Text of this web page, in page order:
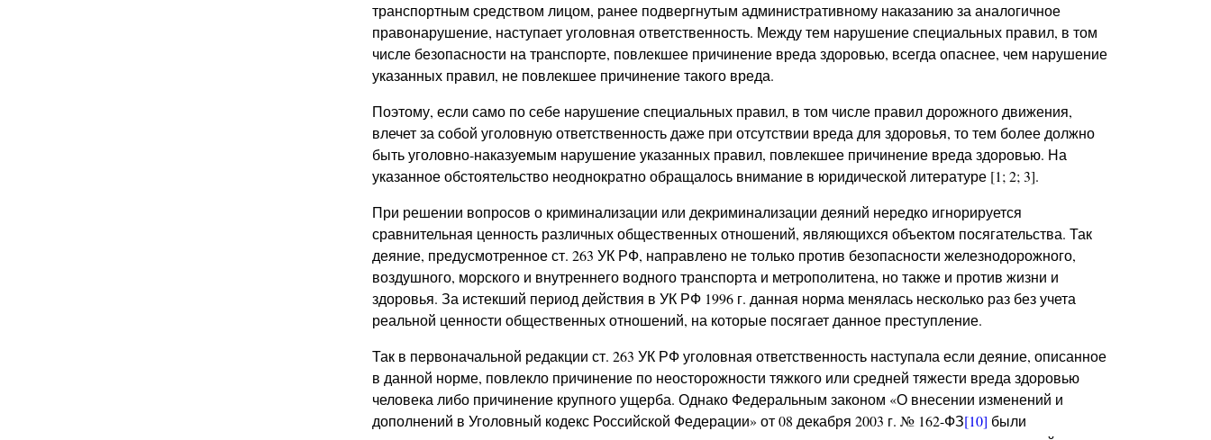
транспортным средством лицом, ранее подвергнутым административному наказанию за аналогичное
правонарушение, наступает уголовная ответственность. Между тем нарушение специальных правил, в том
числе безопасности на транспорте, повлекшее причинение вреда здоровью, всегда опаснее, чем нарушение
указанных правил, не повлекшее причинение такого вреда.
Поэтому, если само по себе нарушение специальных правил, в том числе правил дорожного движения,
влечет за собой уголовную ответственность даже при отсутствии вреда для здоровья, то тем более должно
быть уголовно-наказуемым нарушение указанных правил, повлекшее причинение вреда здоровью. На
указанное обстоятельство неоднократно обращалось внимание в юридической литературе [1; 2; 3].
При решении вопросов о криминализации или декриминализации деяний нередко игнорируется
сравнительная ценность различных общественных отношений, являющихся объектом посягательства. Так
деяние, предусмотренное ст. 263 УК РФ, направлено не только против безопасности железнодорожного,
воздушного, морского и внутреннего водного транспорта и метрополитена, но также и против жизни и
здоровья. За истекший период действия в УК РФ 1996 г. данная норма менялась несколько раз без учета
реальной ценности общественных отношений, на которые посягает данное преступление.
Так в первоначальной редакции ст. 263 УК РФ уголовная ответственность наступала если деяние, описанное
в данной норме, повлекло причинение по неосторожности тяжкого или средней тяжести вреда здоровью
человека либо причинение крупного ущерба. Однако Федеральным законом «О внесении изменений и
дополнений в Уголовный кодекс Российской Федерации» от 08 декабря 2003 г. № 162-ФЗ[10] были